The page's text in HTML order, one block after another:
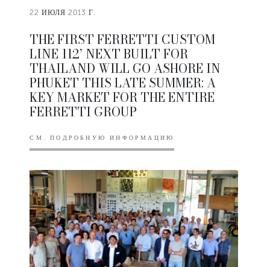
22 ИЮЛЯ 2013 Г.
THE FIRST FERRETTI CUSTOM
LINE 112’ NEXT BUILT FOR
THAILAND WILL GO ASHORE IN
PHUKET THIS LATE SUMMER: A
KEY MARKET FOR THE ENTIRE
FERRETTI GROUP
СМ. ПОДРОБНУЮ ИНФОРМАЦИЮ